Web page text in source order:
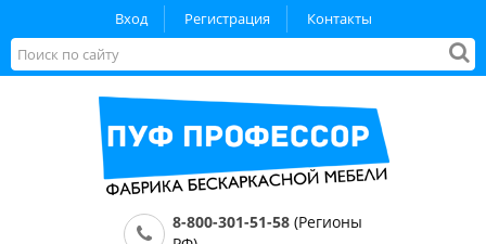
Вход Регистрация Контакты
8-800-301-51-58 (Регионы